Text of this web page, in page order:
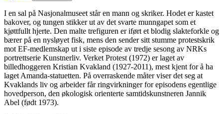
I en sal på Nasjonalmuseet står en mann og skriker. Hodet er kastet
bakover, og tungen stikker ut av det svarte munngapet som et
kjøttfullt hjerte. Den malte trefiguren er iført et blodig slakteforkle og
bærer på en nysløyet fisk, mens den sender sitt stumme protestskrik
mot EF-medlemskap ut i siste episode av tredje sesong av NRKs
portrettserie Kunstnerliv. Verket Protest (1972) er laget av
billedhoggeren Kristian Kvakland (1927-2011), mest kjent for å ha
laget Amanda-statuetten. På overraskende måter viser det seg at
Kvaklands liv og arbeider får ringvirkninger for episodens egentlige
hovedperson, den økologisk orienterte samtidskunstneren Jannik
Abel (født 1973).